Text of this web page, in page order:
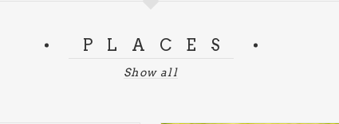
PLACES
Show all